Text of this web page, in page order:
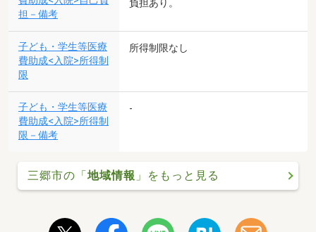
担－備考
負担あり。
子ども・学生等医療
費助成<入院>所得制
限
所得制限なし
子ども・学生等医療
費助成<入院>所得制
限－備考
-
三郷市の「地域情報 」をもっと見る